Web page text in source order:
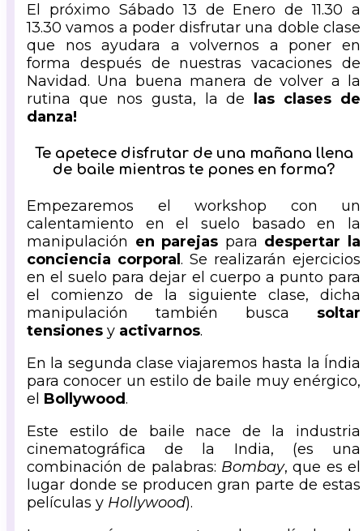
El próximo Sábado 13 de Enero de 11.30 a
13.30 vamos a poder disfrutar una doble clase
que nos ayudara a volvernos a poner en
forma después de nuestras vacaciones de
Navidad. Una buena manera de volver a la
rutina que nos gusta, la de
las clases de
danza!
Te apetece disfrutar de una mañana llena
de baile mientras te pones en forma?
Empezaremos el workshop con un
calentamiento en el suelo basado en la
manipulación en parejas para despertar la
conciencia corporal . Se realizarán ejercicios
en el suelo para dejar el cuerpo a punto para
el comienzo de la siguiente clase, dicha
manipulación también busca soltar
tensiones y activarnos.
En la segunda clase viajaremos hasta la Índia
para conocer un estilo de baile muy enérgico,
el Bollywood.
Este estilo de baile nace de la industria
cinematográfica de la India, (es una
combinación de palabras: Bombay, que es el
lugar donde se producen gran parte de estas
películas y Hollywood).